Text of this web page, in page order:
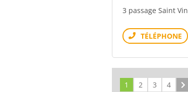
3 passage Saint
Téléphone
1 2 3 4